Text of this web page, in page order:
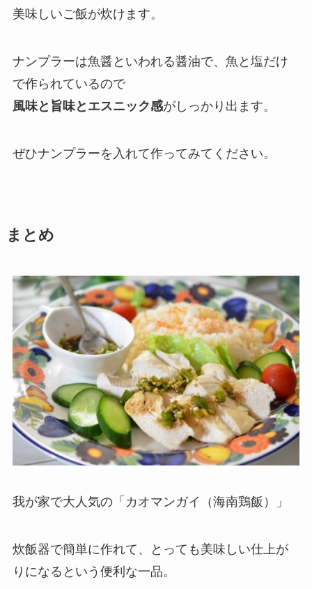
美味しいご飯が炊けます。
ナンプラーは魚醤といわれる醤油で、魚と塩だけ
で作られているので
風味と旨味とエスニック感がしっかり出ます。
ぜひナンプラーを入れて作ってみてください。
まとめ
我が家で大人気の「カオマンガイ（海南鶏飯）」
炊飯器で簡単に作れて、とっても美味しい仕上が
りになるという便利な一品。